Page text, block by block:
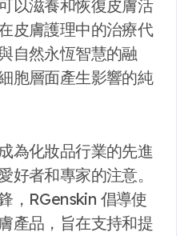
以滋養和恢復皮膚活
皮膚護理中的治療代
自然永恆智慧的融
胞層面產生影響的純
為化妝品行業的先進
好者和專家的注意。
，RGenskin 倡導使
產品，旨在支持和提